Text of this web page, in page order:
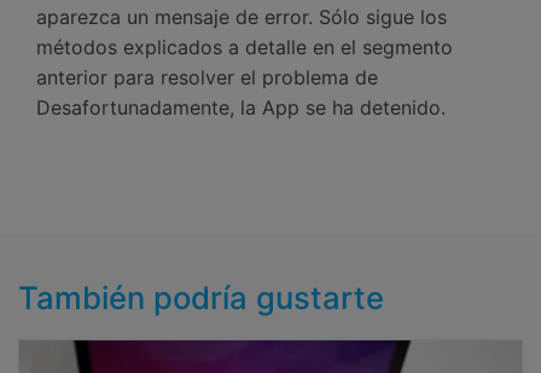
aparezca un mensaje de error. Sólo sigue los
métodos explicados a detalle en el segmento
anterior para resolver el problema de
Desafortunadamente, la App se ha detenido.
También podría gustarte